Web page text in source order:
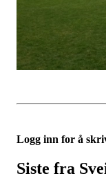
Logg inn for å
Siste fra